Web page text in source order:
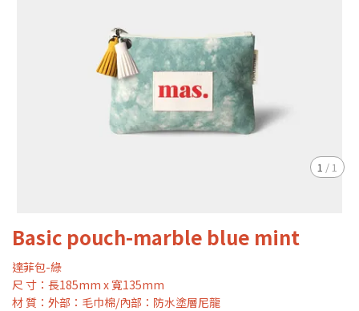
1 / 1
Basic pouch-marble blue mint
達菲包-綠
尺 寸：長185mm x 寬135mm
材 質：外部：毛巾棉/內部：防水塗層尼龍